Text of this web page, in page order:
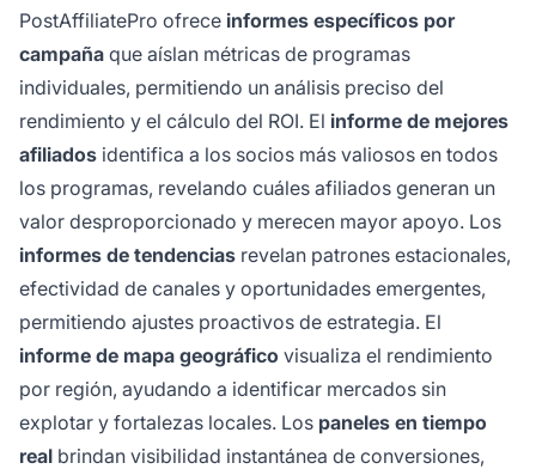
PostAffiliatePro ofrece informes específicos por
campaña que aíslan métricas de programas
individuales, permitiendo un análisis preciso del
rendimiento y el cálculo del ROI. El informe de mejores
afiliados identifica a los socios más valiosos en todos
los programas, revelando cuáles afiliados generan un
valor desproporcionado y merecen mayor apoyo. Los
informes de tendencias revelan patrones estacionales,
efectividad de canales y oportunidades emergentes,
permitiendo ajustes proactivos de estrategia. El
informe de mapa geográfico visualiza el rendimiento
por región, ayudando a identificar mercados sin
explotar y fortalezas locales. Los paneles en tiempo
real brindan visibilidad instantánea de conversiones,